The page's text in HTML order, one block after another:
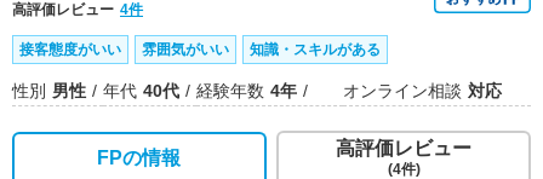
高評価レビュー 4件
接客態度がいい 雰囲気がいい 知識・スキルがある
性別 男性 年代 40代 経験年数 4年 オンライン相談 対応
FPの情報 高評価レビュー
(4件)